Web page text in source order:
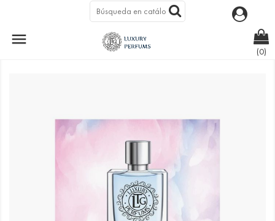

(0)
LTG 73 - ROSA ÚNICA